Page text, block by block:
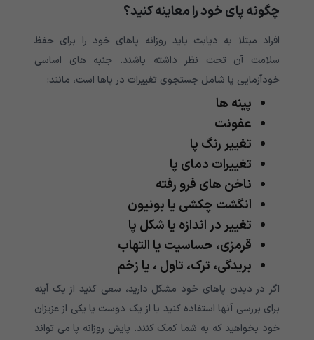
چگونه پای خود را معاینه کنید؟
افراد مبتلا به دیابت باید روزانه پاهای خود را برای حفظ
سلامت آن تحت نظر داشته باشند. جنبه های اساسی
خودآزمایی پا شامل جستجوی تغییرات در پاها است، مانند:
پینه ها
عفونت
تغییر رنگ پا
تغییرات دمای پا
ناخن های فرو رفته
انگشت چکشی یا بونیون
تغییر در اندازه یا شکل پا
قرمزی، حساسیت یا التهاب
بریدگی، ترک، تاول ، یا زخم
اگر در دیدن پاهای خود مشکل دارید، سعی کنید از یک آینه
برای بررسی آنها استفاده کنید یا از یک دوست یا یکی از عزیزان
خود بخواهید که به شما کمک کنند. پایش روزانه پا می تواند